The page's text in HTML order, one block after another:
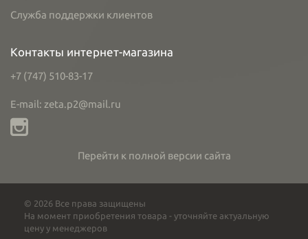
Служба поддержки клиентов
Контакты интернет-магазина
+7 (747) 510-83-17
E-mail: zeta.p2@mail.ru
Перейти к полной версии сайта
© 2026 Все права защищены
На момент приобретения товара - уточняйте актуальную
цену у менеджеров